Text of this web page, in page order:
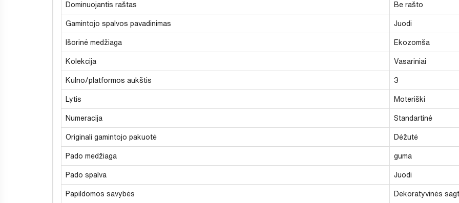
Dominuojantis raštas Be rašto
Gamintojo spalvos pavadinimas Juodi
Išorinė medžiaga Ekozomša
Kolekcija Vasariniai
Kulno/platformos aukštis 3
Lytis Moteriški
Numeracija Standartinė
Originali gamintojo pakuotė Dėžutė
Pado medžiaga guma
Pado spalva Juodi
Papildomos savybės Dekoratyvinės